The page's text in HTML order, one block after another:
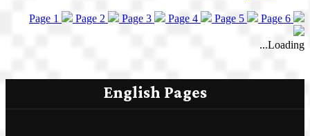
Page 1 Page 2 Page 3 Page 4 Page 5 Page 6
Loading...
English Pages